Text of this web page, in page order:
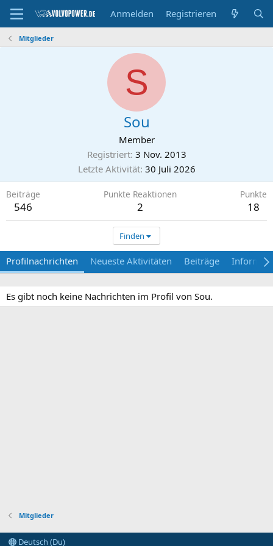
Anmelden Registrieren
Mitglieder
S
Sou
Member
Registriert 3 Nov. 2013
Letzte Aktivität 30 Juli 2026
Beiträge
546
Punkte Reaktionen
2
Punkte
18
Finden
Profilnachrichten Neueste Aktivitäten Beiträge
Es gibt noch keine Nachrichten im Profil von Sou.
Mitglieder
Deutsch (Du)